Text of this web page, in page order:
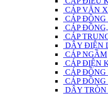
CÁP VẶN
CÁP ĐỒNG
CÁP
CÁP
DÂY ĐIỆN
CÁP NGẦM
CÁP ĐIỆN
CÁP ĐỒNG
CÁP
DÂY TRÒN